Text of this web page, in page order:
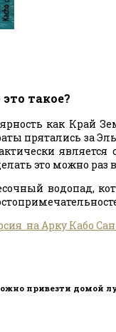
такое?
как Край
прятались за
это можно
водопад,
на Арку Кабо
привезти домой